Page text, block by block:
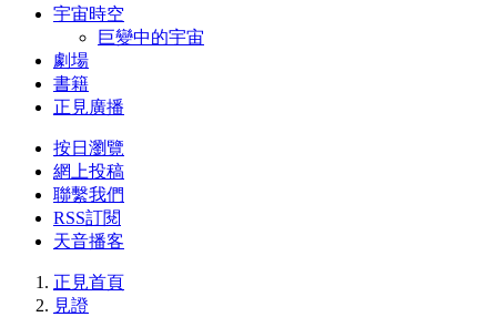
宇宙時空
巨變中的宇宙
劇場
書籍
正見廣播
按日瀏覽
網上投稿
聯繫我們
RSS訂閱
天音播客
正見首頁
見證